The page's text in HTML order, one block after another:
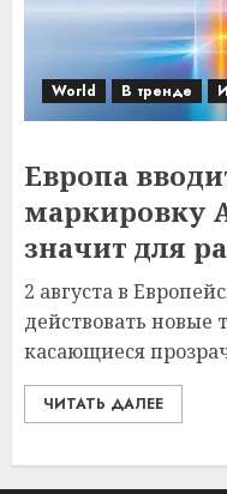
World В тренде
Европа
маркировку
значит для
2 августа в
действовать новые
касающиеся
ЧИТАТЬ ДАЛЕЕ